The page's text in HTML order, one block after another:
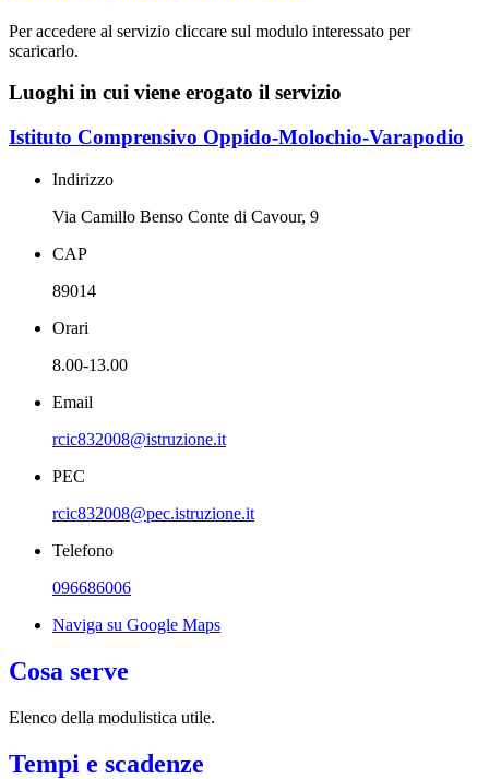
Per accedere al servizio cliccare sul modulo interessato per
scaricarlo.
Luoghi in cui viene erogato il servizio
Istituto Comprensivo Oppido-Molochio-Varapodio
Indirizzo
Via Camillo Benso Conte di Cavour, 9
CAP
89014
Orari
8.00-13.00
Email
rcic832008@istruzione.it
PEC
rcic832008@pec.istruzione.it
Telefono
096686006
Naviga su Google Maps
Cosa serve
Elenco della modulistica utile.
Tempi e scadenze